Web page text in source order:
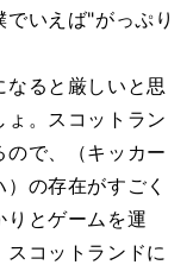
いえば"がっぷり
なると厳しいと思
ょ。スコットラン
ので、（キッカー
の存在がすごく
りとゲームを運
コットランドに